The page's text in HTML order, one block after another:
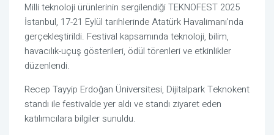
Milli teknoloji ürünlerinin sergilendiği TEKNOFEST 2025
İstanbul, 17-21 Eylül tarihlerinde Atatürk Havalimanı’nda
gerçekleştirildi. Festival kapsamında teknoloji, bilim,
havacılık-uçuş gösterileri, ödül törenleri ve etkinlikler
düzenlendi.
Recep Tayyip Erdoğan Üniversitesi, Dijitalpark Teknokent
standı ile festivalde yer aldı ve standı ziyaret eden
katılımcılara bilgiler sunuldu.